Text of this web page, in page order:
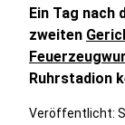
Ein Tag nach
zweiten
Ruhrstadion
Veröffentlicht: